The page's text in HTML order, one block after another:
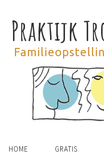
Praktijk
HOME GRATIS